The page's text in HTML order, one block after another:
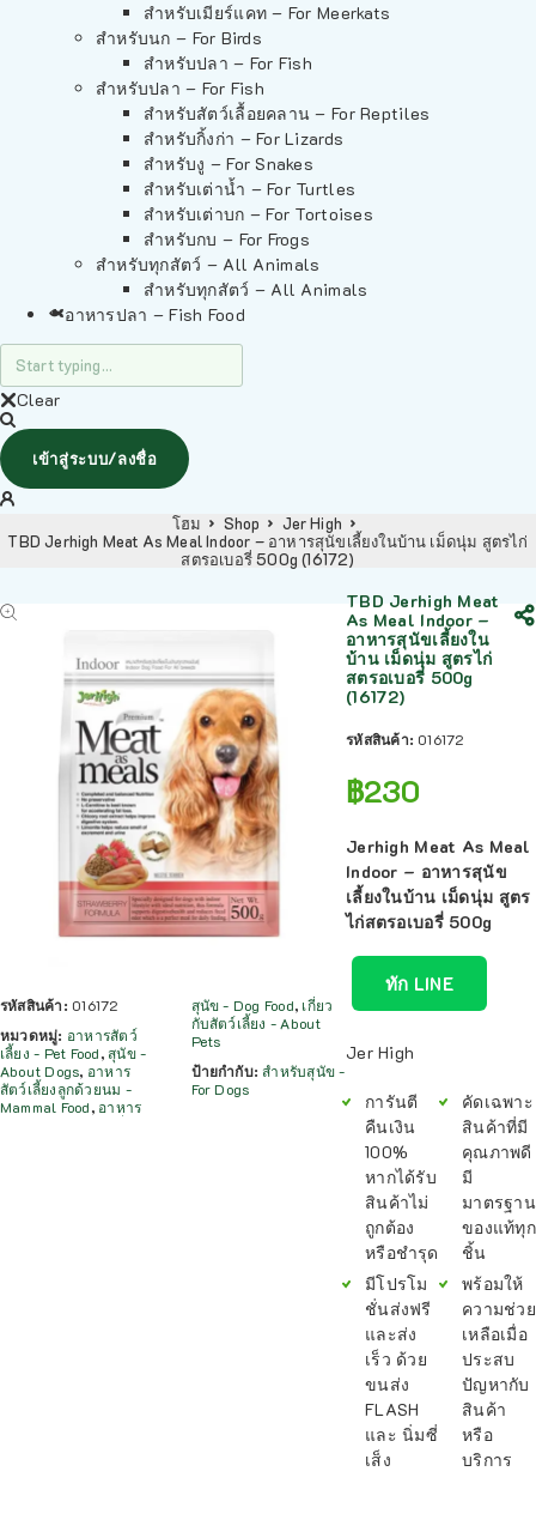
สำหรับเมียร์แคท – For Meerkats
สำหรับนก – For Birds
สำหรับปลา – For Fish
สำหรับปลา – For Fish
สำหรับสัตว์เลื้อยคลาน – For Reptiles
สำหรับกิ้งก่า – For Lizards
สำหรับงู – For Snakes
สำหรับเต่าน้ำ – For Turtles
สำหรับเต่าบก – For Tortoises
สำหรับกบ – For Frogs
สำหรับทุกสัตว์ – All Animals
สำหรับทุกสัตว์ – All Animals
อาหารปลา – Fish Food
Clear
เข้าสู่ระบบ/ลงชื่อ
โฮม Shop
Jer High
TBD Jerhigh Meat As Meal Indoor – อาหารสุนัขเลี้ยงในบ้าน เม็ดนุ่ม สูตรไก่
สตรอเบอรี่ 500g (16172)
รหัสสินค้า: 016172
หมวดหมู่: อาหารสัตว์
เลี้ยง - Pet Food,สุนัข -
About Dogs, อาหาร
สัตว์เลี้ยงลูกด้วยนม -
Mammal Food, อาหาร
สุนัข - Dog Food, เกี่ยว
กับสัตว์เลี้ยง - About
Pets
ป้ายกำกับ:สำหรับสุนัข -
For Dogs
TBD Jerhigh Meat
As Meal Indoor –
อาหารสุนัขเลี้ยงใน
บ้าน เม็ดนุ่ม สูตรไก่
สตรอเบอรี่ 500g
(16172)
รหัสสินค้า: 016172
฿230
Jerhigh Meat As Meal
Indoor – อาหารสุนัข
เลี้ยงในบ้าน เม็ดนุ่ม สูตร
ไก่สตรอเบอรี่ 500g
ทัก LINE
Jer High
การันตี
คืนเงิน
100%
หากได้รับ
สินค้าไม่
ถูกต้อง
หรือชำรุด
มีโปรโม
ชั่นส่งฟรี
และส่ง
เร็ว ด้วย
ขนส่ง
FLASH
และ นิ่มซี่
เส็ง
คัดเฉพาะ
สินค้าที่มี
คุณภาพดี
มี
มาตรฐาน
ของแท้ทุก
ชิ้น
พร้อมให้
ความช่วย
เหลือเมื่อ
ประสบ
ปัญหากับ
สินค้า
หรือ
บริการ